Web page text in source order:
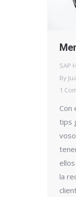
SAP
By
1
Con
tips
la